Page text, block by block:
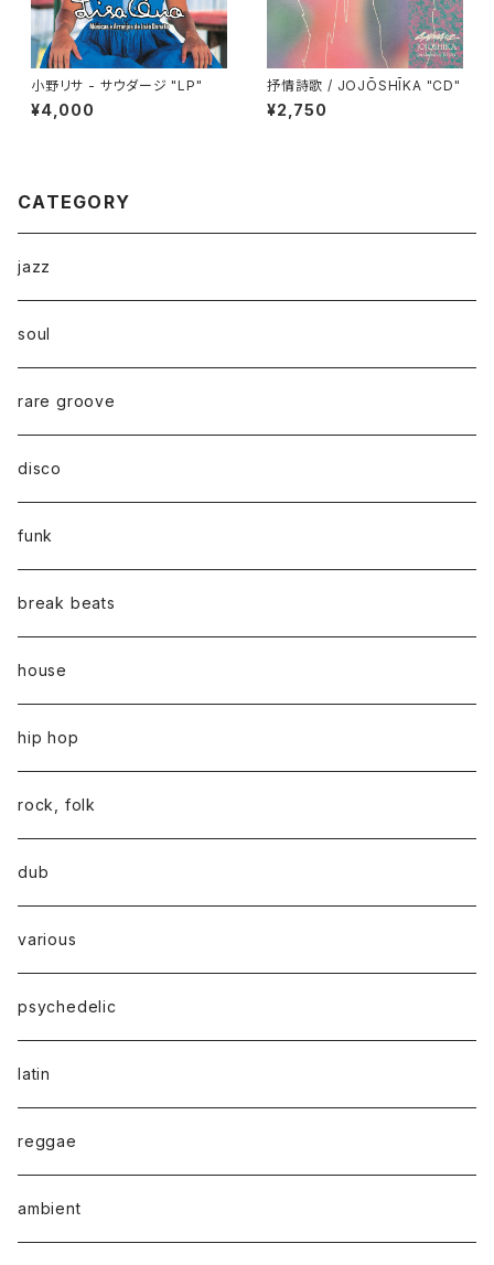
小野リサ - サウダージ "LP"
¥4,000
抒情詩歌 / JOJŌSHĪKA "CD"
¥2,750
CATEGORY
jazz
soul
rare groove
disco
funk
break beats
house
hip hop
rock, folk
dub
various
psychedelic
latin
reggae
ambient